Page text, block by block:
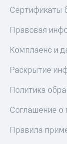
Сертификаты
Правовая
Комплаенс и
Раскрытие
Политика
Соглашение о
Правила